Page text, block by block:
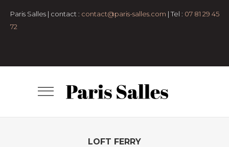
Paris Salles | contact : contact@paris-salles.com | Tel : 07 81 29 45
72
LOFT FERRY